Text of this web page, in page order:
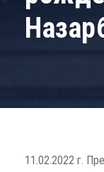
11.02.2022 г.